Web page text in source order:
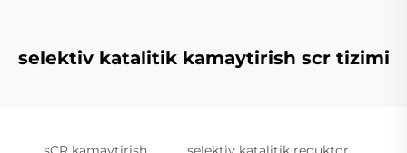
selektiv katalitik kamaytirish scr tizimi